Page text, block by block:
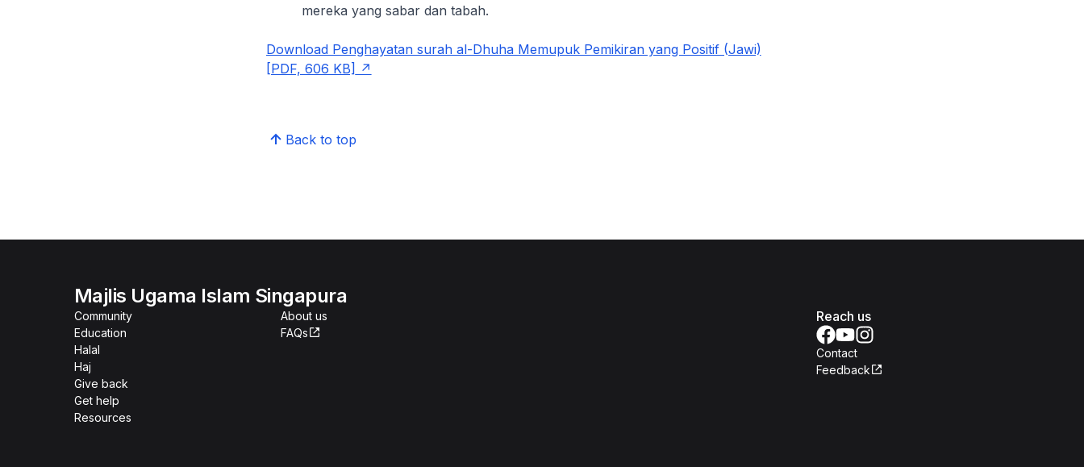
mereka yang sabar dan tabah.
Download Penghayatan surah al-Dhuha Memupuk Pemikiran yang Positif (Jawi)
[PDF, 606 KB]
Back to top
Majlis Ugama Islam Singapura
Community
Education
Halal
Haj
Give back
Get help
Resources
About us
FAQs
Reach us
Contact
Feedback